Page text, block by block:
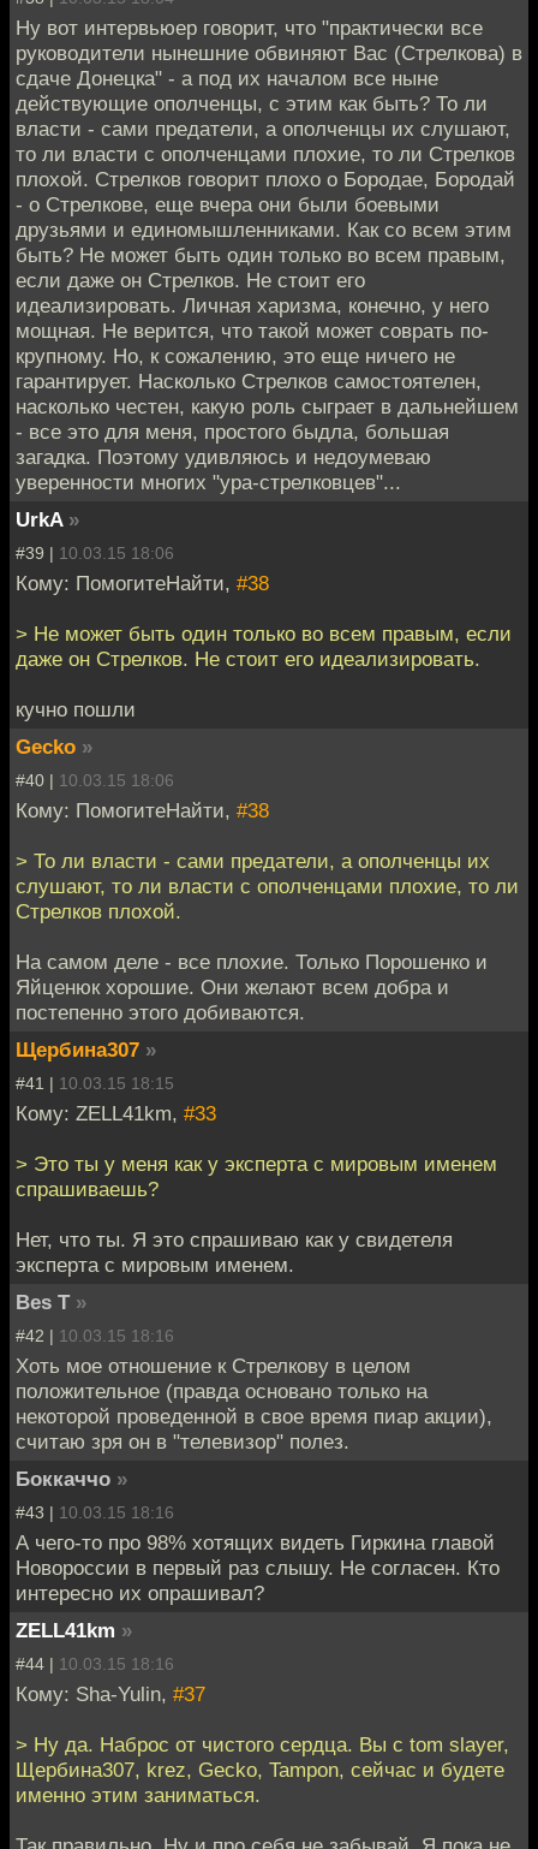
Ну вот интервьюер говорит, что "практически все
руководители нынешние обвиняют Вас (Стрелкова) в
сдаче Донецка" - а под их началом все ныне
действующие ополченцы, с этим как быть? То ли
власти - сами предатели, а ополченцы их слушают,
то ли власти с ополченцами плохие, то ли Стрелков
плохой. Стрелков говорит плохо о Бородае, Бородай
- о Стрелкове, еще вчера они были боевыми
друзьями и единомышленниками. Как со всем этим
быть? Не может быть один только во всем правым,
если даже он Стрелков. Не стоит его
идеализировать. Личная харизма, конечно, у него
мощная. Не верится, что такой может соврать по-
крупному. Но, к сожалению, это еще ничего не
гарантирует. Насколько Стрелков самостоятелен,
насколько честен, какую роль сыграет в дальнейшем
- все это для меня, простого быдла, большая
загадка. Поэтому удивляюсь и недоумеваю
уверенности многих "ура-стрелковцев"...
UrkA »
#39 | 10.03.15 18:06
Кому: ПомогитеНайти, #38
> Не может быть один только во всем правым, если
даже он Стрелков. Не стоит его идеализировать.
кучно пошли
Gecko »
#40 | 10.03.15 18:06
Кому: ПомогитеНайти, #38
> То ли власти - сами предатели, а ополченцы их
слушают, то ли власти с ополченцами плохие, то ли
Стрелков плохой.
На самом деле - все плохие. Только Порошенко и
Яйценюк хорошие. Они желают всем добра и
постепенно этого добиваются.
Щербина307 »
#41 | 10.03.15 18:15
Кому: ZELL41km, #33
> Это ты у меня как у эксперта с мировым именем
спрашиваешь?
Нет, что ты. Я это спрашиваю как у свидетеля
эксперта с мировым именем.
Bes T »
#42 | 10.03.15 18:16
Хоть мое отношение к Стрелкову в целом
положительное (правда основано только на
некоторой проведенной в свое время пиар акции),
считаю зря он в "телевизор" полез.
Боккаччо »
#43 | 10.03.15 18:16
А чего-то про 98% хотящих видеть Гиркина главой
Новороссии в первый раз слышу. Не согласен. Кто
интересно их опрашивал?
ZELL41km »
#44 | 10.03.15 18:16
Кому: Sha-Yulin, #37
> Ну да. Наброс от чистого сердца. Вы с tom slayer,
Щербина307, krez, Gecko, Tampon, сейчас и будете
именно этим заниматься.